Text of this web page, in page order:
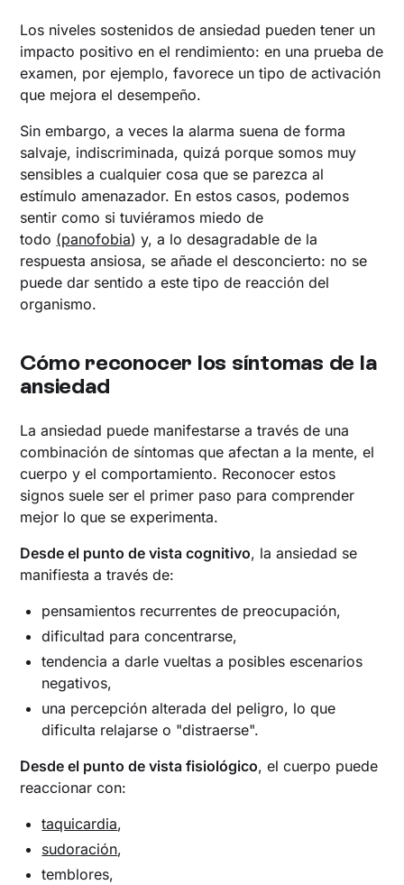
Los niveles sostenidos de ansiedad pueden tener un
impacto positivo en el rendimiento: en una prueba de
examen, por ejemplo, favorece un tipo de activación
que mejora el desempeño.
Sin embargo, a veces la alarma suena de forma
salvaje, indiscriminada, quizá porque somos muy
sensibles a cualquier cosa que se parezca al
estímulo amenazador. En estos casos, podemos
sentir como si tuviéramos miedo de
todo (panofobia) y, a lo desagradable de la
respuesta ansiosa, se añade el desconcierto: no se
puede dar sentido a este tipo de reacción del
organismo.
Cómo reconocer los síntomas de la
ansiedad
La ansiedad puede manifestarse a través de una
combinación de síntomas que afectan a la mente, el
cuerpo y el comportamiento. Reconocer estos
signos suele ser el primer paso para comprender
mejor lo que se experimenta.
Desde el punto de vista cognitivo, la ansiedad se
manifiesta a través de:
pensamientos recurrentes de preocupación,
dificultad para concentrarse,
tendencia a darle vueltas a posibles escenarios
negativos,
una percepción alterada del peligro, lo que
dificulta relajarse o "distraerse".
Desde el punto de vista fisiológico, el cuerpo puede
reaccionar con:
taquicardia,
sudoración,
temblores,